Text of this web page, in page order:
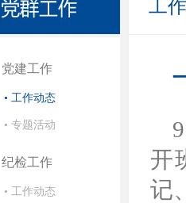
党建工作
• 工作动态
• 专题活动
纪检工作
• 工作动态
工
开
记